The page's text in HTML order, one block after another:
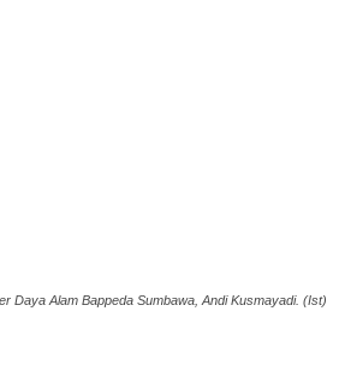
Daya Alam Bappeda Sumbawa, Andi Kusmayadi. (Ist)